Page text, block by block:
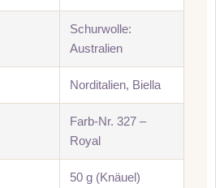
Schurwolle:
Australien
Norditalien, Biella
Farb-Nr. 327 –
Royal
50 g (Knäuel)